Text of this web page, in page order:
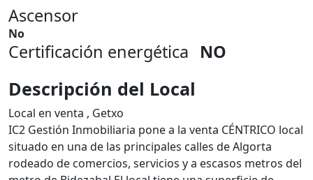
Ascensor
No
Certificación energética NO
Descripción del Local
Local en venta , Getxo
IC2 Gestión Inmobiliaria pone a la venta CÉNTRICO local
situado en una de las principales calles de Algorta
rodeado de comercios, servicios y a escasos metros del